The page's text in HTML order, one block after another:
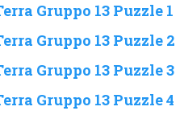
Gruppo 13 Puzzle 1
Gruppo 13 Puzzle 2
Gruppo 13 Puzzle 3
Gruppo 13 Puzzle 4